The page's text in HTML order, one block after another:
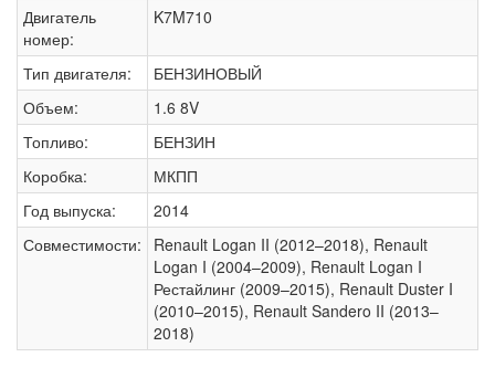
Двигатель
номер:
K7M710
Тип двигателя:
БЕНЗИНОВЫЙ
Объем:
1.6 8V
Топливо:
БЕНЗИН
Коробка:
МКПП
Год выпуска:
2014
Совместимости:
Renault Logan II (2012–2018), Renault
Logan I (2004–2009), Renault Logan I
Рестайлинг (2009–2015), Renault Duster I
(2010–2015), Renault Sandero II (2013–
2018)